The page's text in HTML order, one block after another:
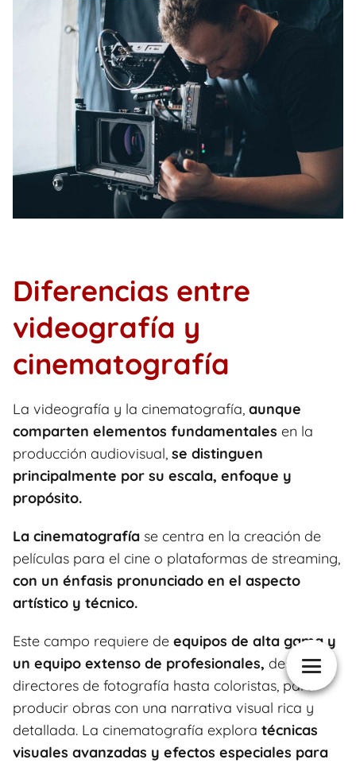
Diferencias entre
videografía y
cinematografía
La videografía y la cinematografía, aunque
comparten elementos fundamentales en la
producción audiovisual, se distinguen
principalmente por su escala, enfoque y
propósito.
La cinematografía se centra en la creación de
películas para el cine o plataformas de streaming,
con un énfasis pronunciado en el aspecto
artístico y técnico.
Este campo requiere de equipos de alta gama y
un equipo extenso de profesionales, desde
directores de fotografía hasta coloristas, para
producir obras con una narrativa visual rica y
detallada. La cinematografía explora técnicas
visuales avanzadas y efectos especiales para